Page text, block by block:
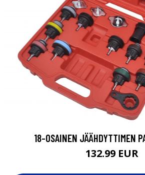
18-OSAINEN JÄÄHDYTTIMEN
132.99 EUR